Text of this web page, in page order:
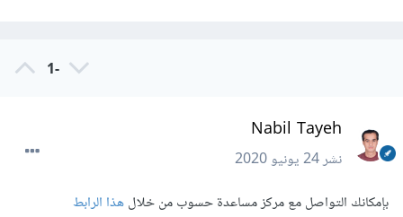
-1
Nabil Tayeh
نشر24 يونيو 2020
بإمكانك التواصل مع مركز مساعدة حسوب من خلالهذا الرابط